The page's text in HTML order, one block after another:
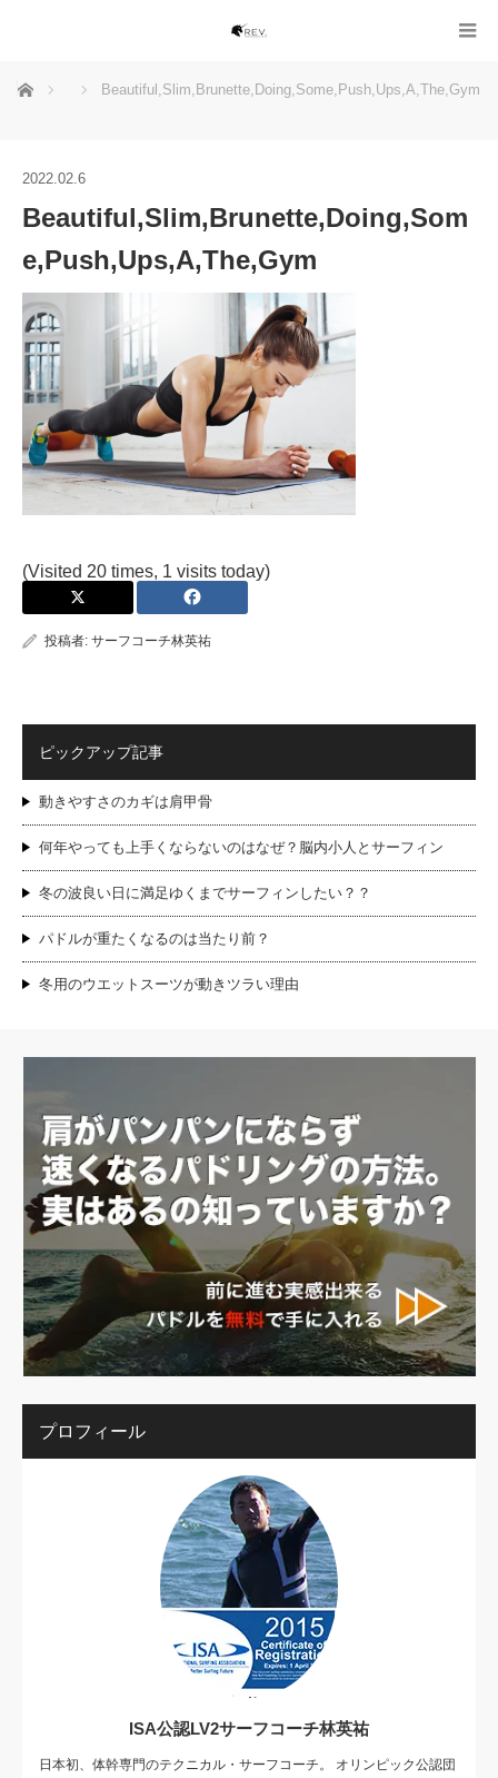
ホーム Beautiful,Slim,Brunette,Doing,Some,Push,Ups,A,The,Gym
2022.02.6
Beautiful,Slim,Brunette,Doing,Som
e,Push,Ups,A,The,Gym
(Visited 20 times, 1 visits today)
投稿者: サーフコーチ林英祐
ピックアップ記事
動きやすさのカギは肩甲骨
何年やっても上手くならないのはなぜ？脳内小人とサーフィン
冬の波良い日に満足ゆくまでサーフィンしたい？？
パドルが重たくなるのは当たり前？
冬用のウエットスーツが動きツラい理由
プロフィール
ISA公認LV2サーフコーチ林英祐
日本初、体幹専門のテクニカル・サーフコーチ。 オリンピック公認団